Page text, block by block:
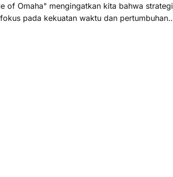
of Omaha" mengingatkan kita bahwa strategi
pada kekuatan waktu dan pertumbuhan